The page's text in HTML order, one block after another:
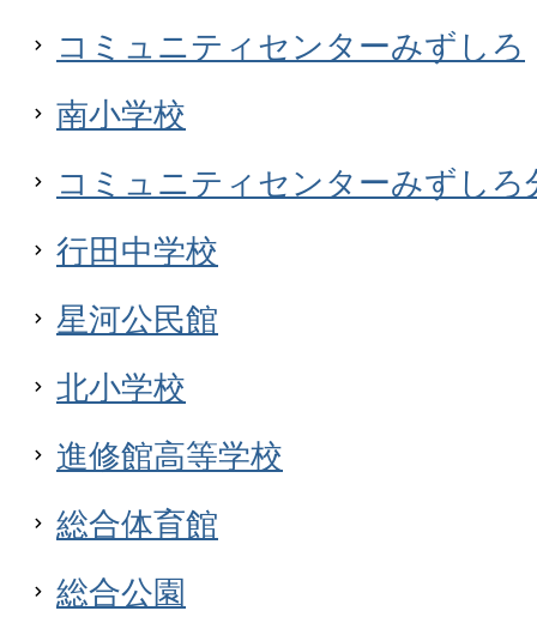
コミュニティセンターみずしろ
南小学校
コミュニティセンターみずしろ
行田中学校
星河公民館
北小学校
進修館高等学校
総合体育館
総合公園